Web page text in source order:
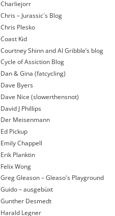
Charliejorr
Chris – Jurassic´s Blog
Chris Plesko
Coast Kid
Courtney Shinn and Al Gribble’s blog
Cycle of Assiction Blog
Dan & Gina (fatcycling)
Dave Byers
Dave Nice (slowerthensnot)
David J Phillips
Der Meisenmann
Ed Pickup
Emily Chappell
Erik Planktin
Felix Wong
Greg Gleason – Gleaso's Playground
Guido – ausgebüxt
Gunther Desmedt
Harald Legner